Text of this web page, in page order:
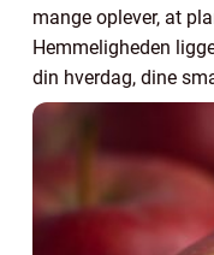
mange oplever, at
Hemmeligheden
din hverdag, dine
du har styr på ...